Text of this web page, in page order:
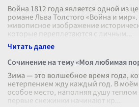
Война 1812 года является одной из
романе Льва Толстого «Война и
живописное изображение
которые переплетаются с личным
Сочинение на тему «Моя любимая
Зима — это волшебное время года,
нетерпением жду каждый год. В
особое место, наполняя душу
первые снежинки начинают кр